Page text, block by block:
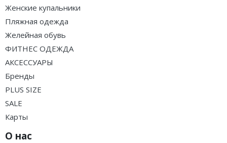
Женские купальники
Пляжная одежда
Желейная обувь
ФИТНЕС ОДЕЖДА
АКСЕССУАРЫ
Бренды
PLUS SIZE
SALE
Карты
О нас